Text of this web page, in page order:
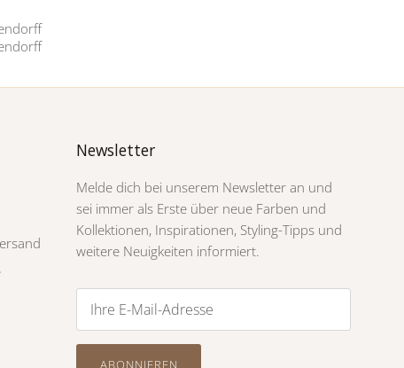
Newsletter
Melde dich bei unserem Newsletter an und
sei immer als Erste über neue Farben und
Kollektionen, Inspirationen, Styling-Tipps und
weitere Neuigkeiten informiert.
ABONNIEREN